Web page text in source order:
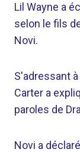
Lil Wayne a
selon le fils
Novi.
S'adressant
Carter a
paroles de
Novi a